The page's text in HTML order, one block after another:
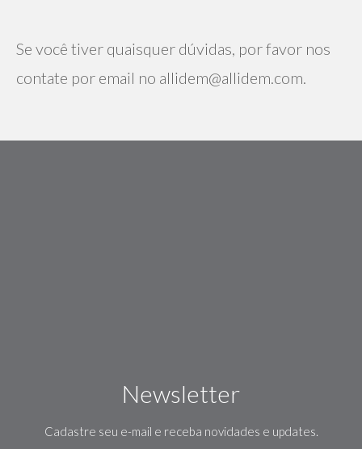
Se você tiver quaisquer dúvidas, por favor nos
contate por email no allidem@allidem.com.
Newsletter
Cadastre seu e-mail e receba novidades e updates.